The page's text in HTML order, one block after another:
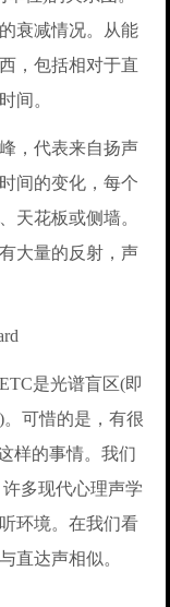
衰减情况。从能
，包括相对于直
间。
，代表来自扬声
间的变化，每个
天花板或侧墙。
大量的反射，声
是光谱盲区(即
可惜的是，有很
样的事情。我们
多现代心理声学
环境。在我们看
直达声相似。